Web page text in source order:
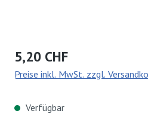
Regulärer Preis:
5,20 CHF
Preise inkl. MwSt. zzgl.
Verfügbar